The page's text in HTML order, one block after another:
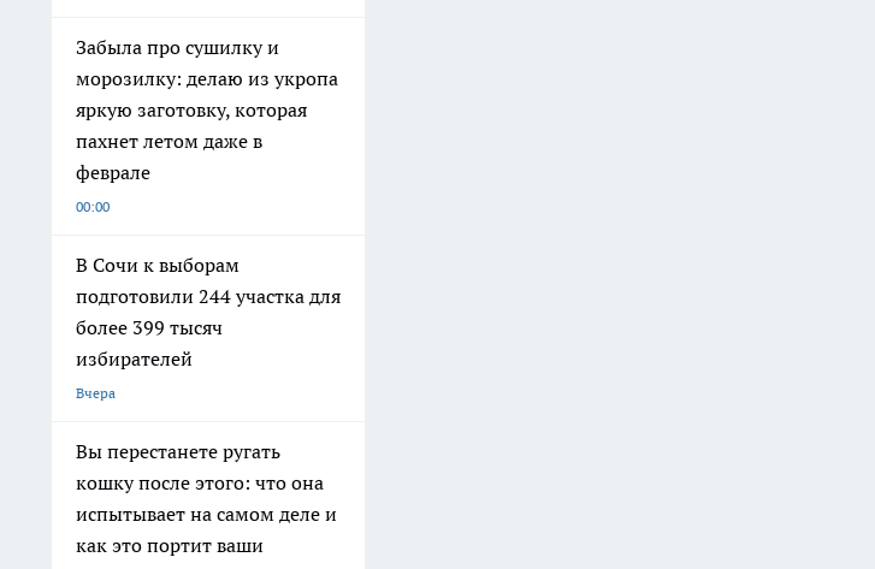
Забыла про сушилку и
морозилку: делаю из укропа
яркую заготовку, которая
пахнет летом даже в
феврале
00:00
В Сочи к выборам
подготовили 244 участка для
более 399 тысяч
избирателей
Вчера
Вы перестанете ругать
кошку после этого: что она
испытывает на самом деле и
как это портит ваши